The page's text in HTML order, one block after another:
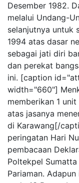
Desember 1982.
melalui Undang-
selanjutnya untuk
1994 atas dasar
sebagai jati diri
dan perekat
ini. [caption
width="660"]
memberikan 1
atas jasanya
di Karawang[/
peringatan Hari
pembacaan
Poltekpel Sumatta
Pariaman.